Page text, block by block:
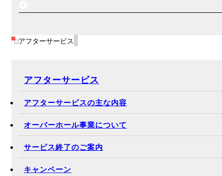
アフターサービス
アフターサービス
アフターサービスの主な内容
オーバーホール事業について
サービス終了のご案内
キャンペーン